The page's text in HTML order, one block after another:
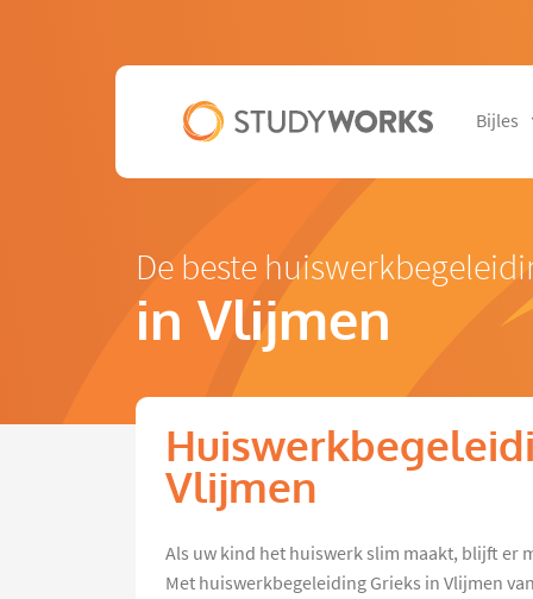
Bijles
De beste
in Vlijmen
Vlijmen
Als uw kind het huiswerk slim maakt, blijft er
Met huiswerkbegeleiding Grieks in Vlijmen